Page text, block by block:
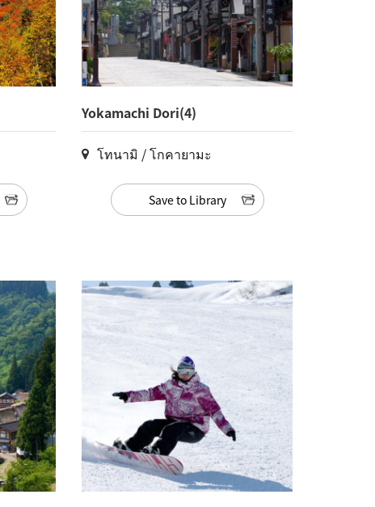
Yokamachi Dori(4)
โทนามิ / โกคายามะ
Save to Library